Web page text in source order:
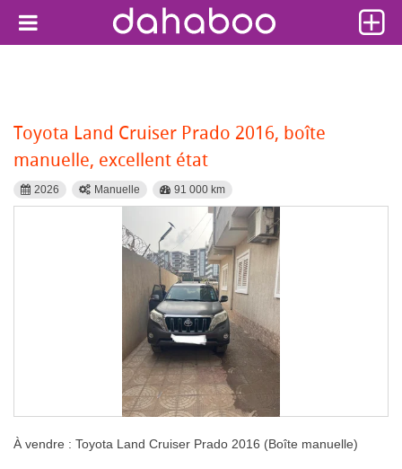
Toyota Land Cruiser Prado 2016, boîte
manuelle, excellent état
2026 Manuelle 91 000 km
À vendre : Toyota Land Cruiser Prado 2016 (Boîte manuelle)